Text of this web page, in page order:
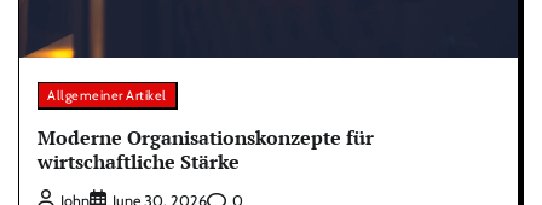
Allgemeiner Artikel
Moderne Organisationskonzepte für
wirtschaftliche Stärke
John June 30, 2026 0